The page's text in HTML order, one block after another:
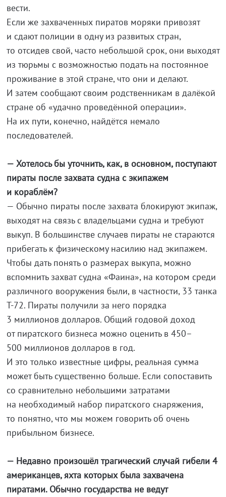
вести.
Если же захваченных пиратов моряки привозят
и сдают полиции в одну из развитых стран,
то отсидев свой, часто небольшой срок, они выходят
из тюрьмы с возможностью подать на постоянное
проживание в этой стране, что они и делают.
И затем сообщают своим родственникам в далёкой
стране об «удачно проведённой операции».
На их пути, конечно, найдётся немало
последователей.
— Хотелось бы уточнить, как, в основном, поступают
пираты после захвата судна с экипажем
и кораблём?
— Обычно пираты после захвата блокируют экипаж,
выходят на связь с владельцами судна и требуют
выкуп. В большинстве случаев пираты не стараются
прибегать к физическому насилию над экипажем.
Чтобы дать понять о размерах выкупа, можно
вспомнить захват судна «Фаина», на котором среди
различного вооружения были, в частности, 33 танка
Т-72. Пираты получили за него порядка
3 миллионов долларов. Общий годовой доход
от пиратского бизнеса можно оценить в 450–
500 миллионов долларов в год.
И это только известные цифры, реальная сумма
может быть существенно больше. Если сопоставить
со сравнительно небольшими затратами
на необходимый набор пиратского снаряжения,
то понятно, что мы можем говорить об очень
прибыльном бизнесе.
— Недавно произошёл трагический случай гибели 4
американцев, яхта которых была захвачена
пиратами. Обычно государства не ведут